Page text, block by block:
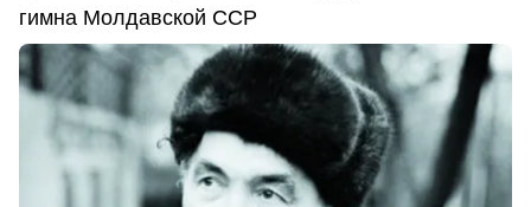
гимна Молдавской ССР